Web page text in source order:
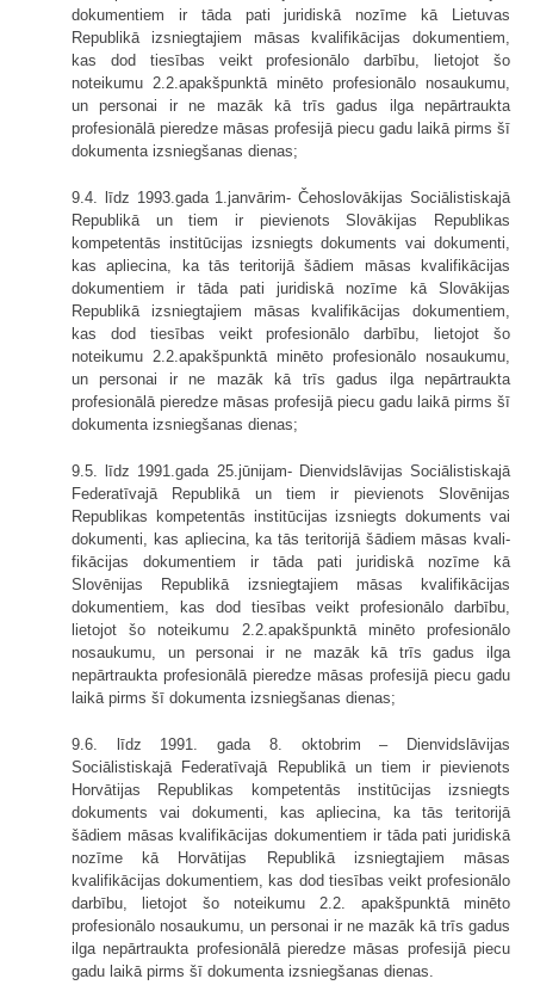
dokumentiem ir tāda pati juridiskā nozīme kā Lietuvas
Republikā izsniegtajiem māsas kvalifikācijas dokumentiem,
kas dod tiesības veikt profesionālo darbību, lietojot šo
noteikumu 2.2.apakšpunktā minēto profesionālo nosaukumu,
un personai ir ne mazāk kā trīs gadus ilga nepārtraukta
profesionālā pieredze māsas profesijā piecu gadu laikā pirms šī
dokumenta izsniegšanas dienas;
9.4. līdz 1993.gada 1.janvārim- Čeho­slovākijas Sociālistiskajā
Republikā un tiem ir pievienots Slovākijas Republikas
kompetentās institūcijas izsniegts dokuments vai dokumenti,
kas apliecina, ka tās teritorijā šādiem māsas kvalifikācijas
dokumentiem ir tāda pati juridiskā nozīme kā Slovākijas
Republi­kā izsniegtajiem māsas kvalifikācijas dokumentiem,
kas dod tiesības veikt profe­sionālo darbību, lietojot šo
noteikumu 2.2.apakšpunktā minēto profesionālo nosaukumu,
un personai ir ne mazāk kā trīs gadus ilga nepārtraukta
profesionālā pieredze māsas profesijā piecu gadu laikā pirms šī
dokumenta izsniegšanas dienas;
9.5. līdz 1991.gada 25.jūnijam- Dienvidslāvijas Sociālistiskajā
Federatīvajā Republikā un tiem ir pievienots Slovēnijas
Republikas kompetentās institūcijas izsniegts dokuments vai
dokumenti, kas apliecina, ka tās teritorijā šādiem māsas kvali­
fikācijas dokumentiem ir tāda pati juridiskā nozīme kā
Slovēnijas Republikā izsniegtajiem māsas kvalifikācijas
dokumentiem, kas dod tiesības veikt profesio­nālo darbību,
lietojot šo noteikumu 2.2.apakšpunktā minēto profesionālo
nosaukumu, un personai ir ne mazāk kā trīs gadus ilga
nepārtraukta profesionālā pieredze māsas profesijā piecu gadu
laikā pirms šī dokumenta izsniegšanas dienas;
9.6. līdz 1991. gada 8. oktobrim – Dienvidslāvijas
Sociālistiskajā Federatīvajā Republikā un tiem ir pievienots
Horvātijas Republikas kompetentās institūcijas izsniegts
dokuments vai dokumenti, kas apliecina, ka tās teritorijā
šādiem māsas kvalifikācijas dokumentiem ir tāda pati juridiskā
nozīme kā Horvātijas Republikā izsniegtajiem māsas
kvalifikācijas dokumentiem, kas dod tiesības veikt profesionālo
darbību, lietojot šo noteikumu 2.2. apakšpunktā minēto
profesionālo nosaukumu, un personai ir ne mazāk kā trīs gadus
ilga nepārtraukta profesionālā pieredze māsas profesijā piecu
gadu laikā pirms šī dokumenta izsniegšanas dienas.